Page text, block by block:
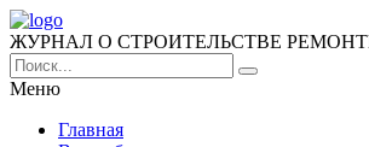
ЖУРНАЛ О СТРОИТЕЛЬСТВЕ
Меню
Главная